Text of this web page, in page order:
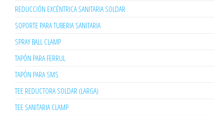
REDUCCIÓN EXCÉNTRICA SANITARIA SOLDAR
SOPORTE PARA TUBERIA SANITARIA
SPRAY BALL CLAMP
TAPÓN PARA FERRUL
TAPÓN PARA SMS
TEE REDUCTORA SOLDAR (LARGA)
TEE SANITARIA CLAMP